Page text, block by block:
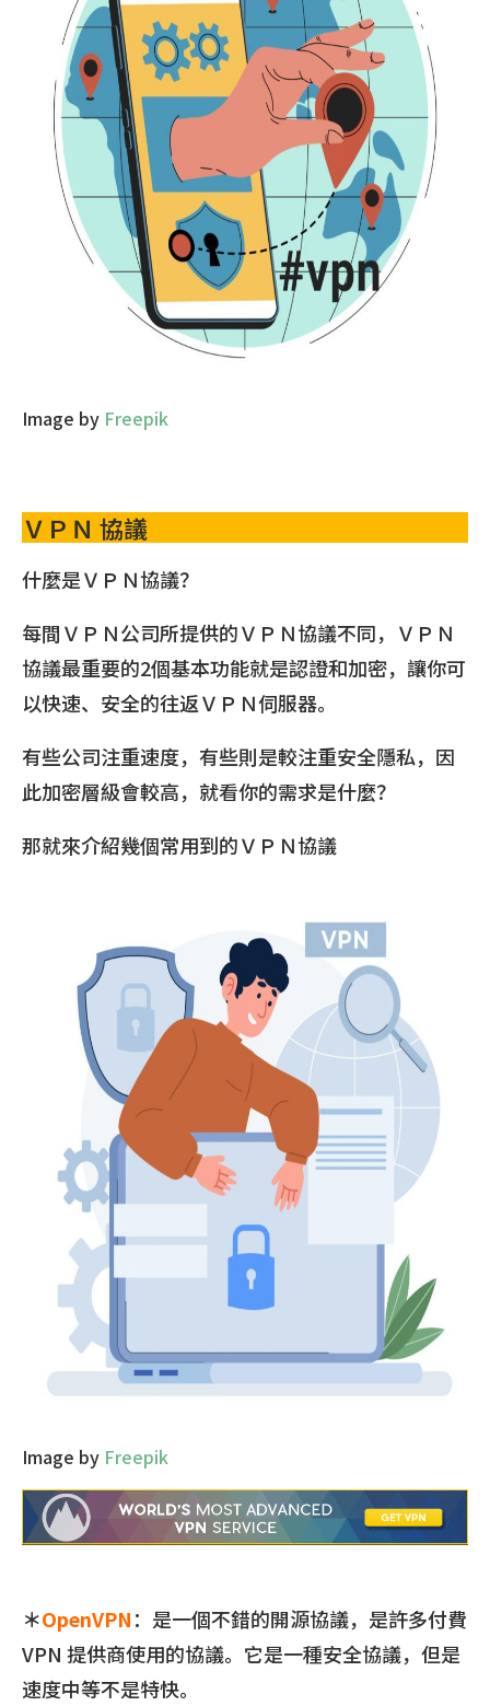
Image by Freepik
ＶＰＮ 協議
什麼是ＶＰＮ協議？
每間ＶＰＮ公司所提供的ＶＰＮ協議不同，ＶＰＮ
協議最重要的2個基本功能就是認證和加密，讓你可
以快速、安全的往返ＶＰＮ伺服器。
有些公司注重速度，有些則是較注重安全隱私，因
此加密層級會較高，就看你的需求是什麼？
那就來介紹幾個常用到的ＶＰＮ協議
Image by Freepik
＊OpenVPN：是一個不錯的開源協議，是許多付費
VPN 提供商使用的協議。它是一種安全協議，但是
速度中等不是特快。